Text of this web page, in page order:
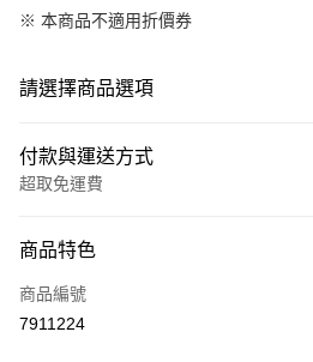
※ 本商品不適用折價券
請選擇商品選項
付款與運送方式
超取免運費
信用卡一次付款
超商取貨付款
商品特色
商品編號
7911224